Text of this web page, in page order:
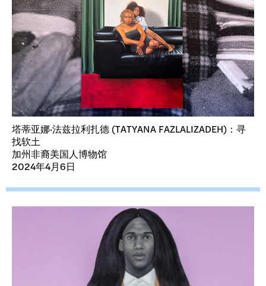
塔蒂亚娜·法兹拉利扎德 (TATYANA FAZLALIZADEH)：寻
找软土
加州非裔美国人博物馆
2024年4月6日